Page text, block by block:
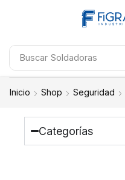
Buscar Soldadoras
Inicio Shop Seguridad
Categorías